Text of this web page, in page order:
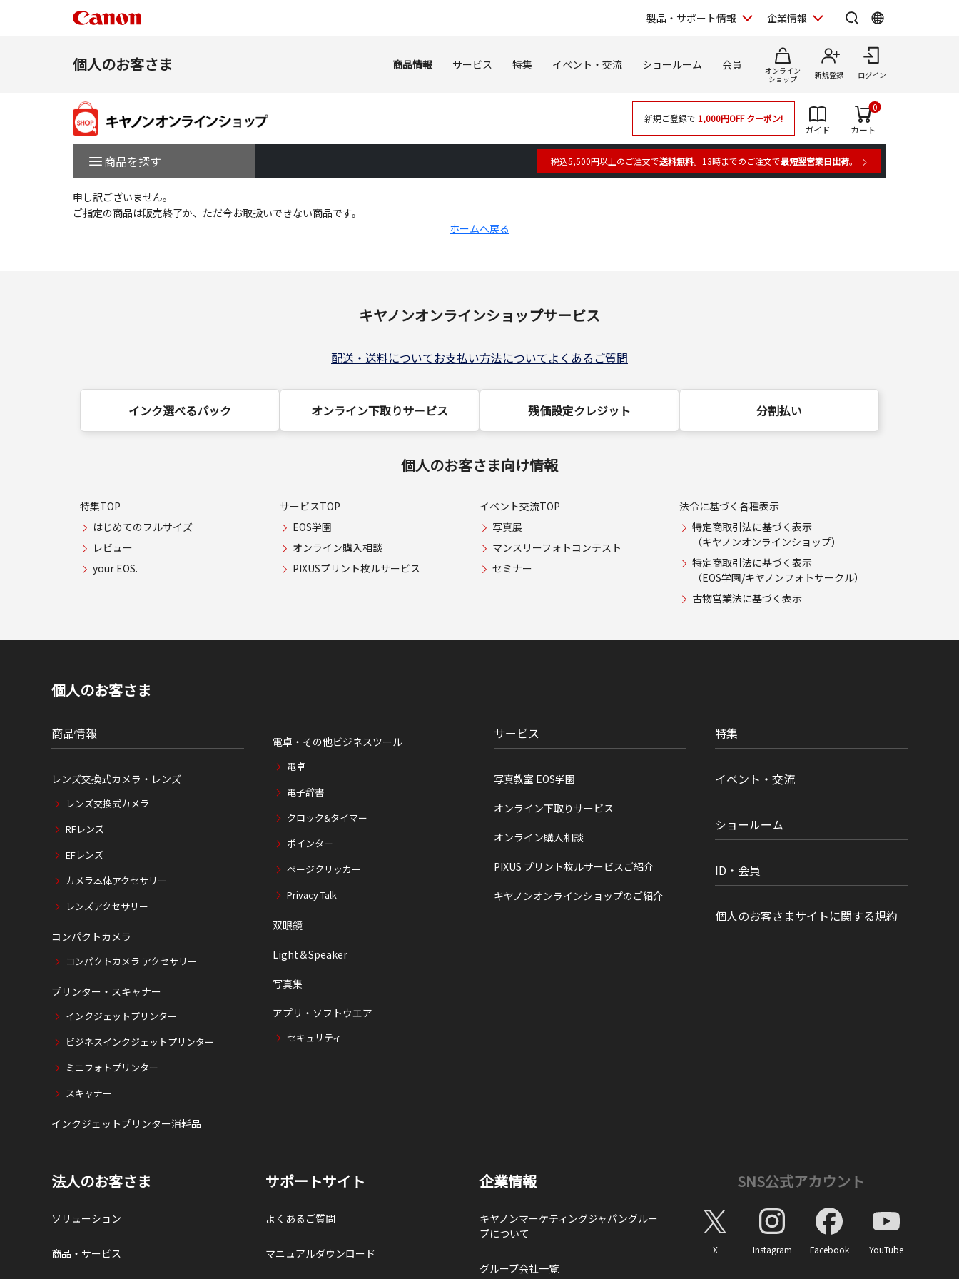
製品・サポート情報 企業情報
個人のお客さま 商品情報 サービス 特集 イベント・交流 ショールーム 会員
オンライン
ショップ
新規登録 ログイン
商品を探す
新規ご登録で 1,000円OFFクーポン!
ガイド
カート
0
税込5,500円以上のご注文で送料無料。13時までのご注文で最短翌営業日出荷。
申し訳ございません。
ご指定の商品は販売終了か、ただ今お取扱いできない商品です。
ホームへ戻る
キヤノンオンラインショップサービス
配送・送料についてお支払い方法についてよくあるご質問
インク選べるパック オンライン下取りサービス 残価設定クレジット 分割払い
個人のお客さま向け情報
特集TOP
はじめてのフルサイズ
レビュー
your EOS.
サービスTOP
EOS学園
オンライン購入相談
PIXUSプリント枚ルサービス
イベント交流TOP
写真展
マンスリーフォトコンテスト
セミナー
法令に基づく各種表示
特定商取引法に基づく表示
（キヤノンオンラインショップ）
特定商取引法に基づく表示
（EOS学園/キヤノンフォトサークル）
古物営業法に基づく表示
個人のお客さま
商品情報
レンズ交換式カメラ・レンズ
レンズ交換式カメラ
RFレンズ
EFレンズ
カメラ本体アクセサリー
レンズアクセサリー
コンパクトカメラ
コンパクトカメラ アクセサリー
プリンター・スキャナー
インクジェットプリンター
ビジネスインクジェットプリンター
ミニフォトプリンター
スキャナー
インクジェットプリンター消耗品
電卓・その他ビジネスツール
電卓
電子辞書
クロック&タイマー
ポインター
ページクリッカー
Privacy Talk
双眼鏡
Light＆Speaker
写真集
アプリ・ソフトウエア
セキュリティ
サービス
写真教室 EOS学園
オンライン下取りサービス
オンライン購入相談
PIXUS プリント枚ルサービスご紹介
キヤノンオンラインショップのご紹介
特集
イベント・交流
ショールーム
ID・会員
個人のお客さまサイトに関する規約
法人のお客さま
ソリューション
商品・サービス
サポートサイト
よくあるご質問
マニュアルダウンロード
企業情報
キヤノンマーケティングジャパングルー
プについて
グループ会社一覧
SNS公式アカウント
X Instagram Facebook YouTube